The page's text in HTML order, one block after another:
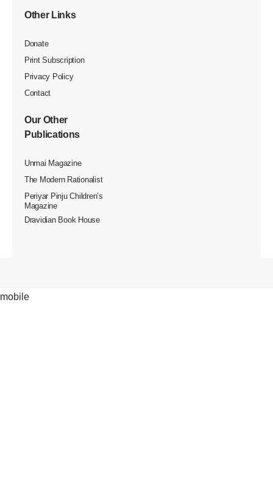
Other Links
Donate
Print Subscription
Privacy Policy
Contact
Our Other
Publications
Unmai Magazine
The Modern Rationalist
Periyar Pinju Children’s
Magazine
Dravidian Book House